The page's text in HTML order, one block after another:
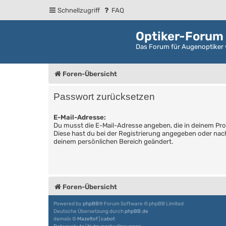
Schnellzugriff FAQ
Optiker-Forum
Das Forum für
Foren-Übersicht
Passwort zurücksetzen
E-Mail-Adresse:
Du musst die E-Mail-Adresse angeben, die in deinem
Diese hast du bei der Registrierung angegeben oder
deinem persönlichen Bereich geändert.
Foren-Übersicht
Powered by phpBB® Forum Software © phpBB Limited
Deutsche Übersetzung durchphpBB.de
damaïo © Mazeltof cabot